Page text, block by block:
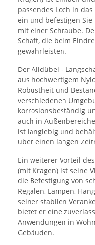
passendes Loch in
ein und befestigen Sie
mit einer Schraube.
Schaft, die beim
gewährleisten.
Der Alldübel -
aus hochwertigem
Robustheit und
verschiedenen
korrosionsbeständig
auch in
ist langlebig und
über einen langen
Ein weiterer Vorteil
(mit Kragen) ist seine
die Befestigung von
Regalen, Lampen,
seiner stabilen
bietet er eine
Anwendungen in
Gebäuden.